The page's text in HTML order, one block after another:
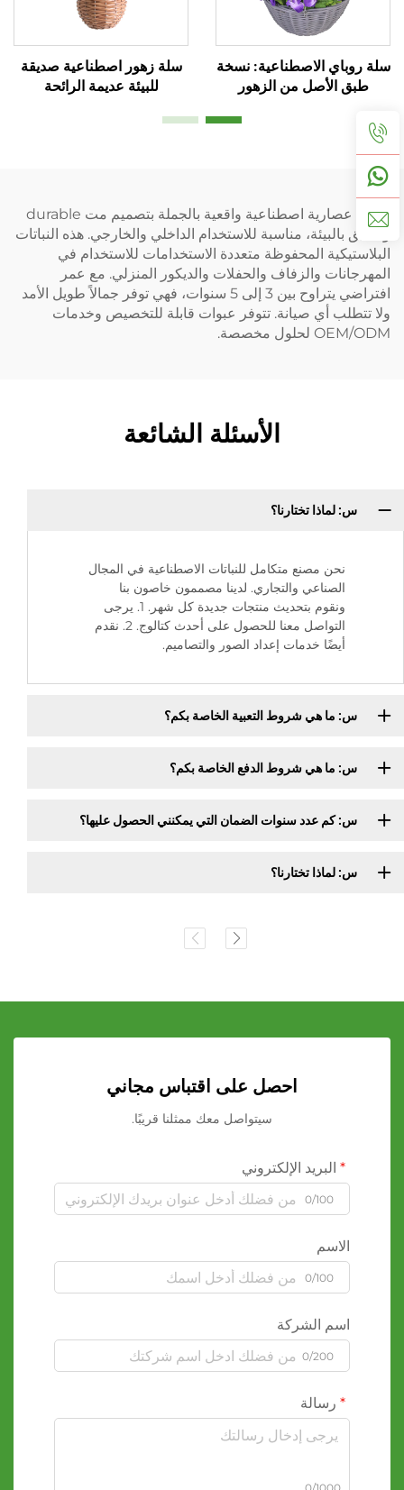
سلة روباي الاصطناعية: نسخة
طبق الأصل من الزهور
سلة زهور اصطناعية صديقة
للبيئة عديمة الرائحة
نباتات عصارية اصطناعية واقعية بالجملة بتصميم مت durable
وصديق بالبيئة، مناسبة للاستخدام الداخلي والخارجي. هذه النباتات
البلاستيكية المحفوظة متعددة الاستخدامات للاستخدام في
المهرجانات والزفاف والحفلات والديكور المنزلي. مع عمر
افتراضي يتراوح بين 3 إلى 5 سنوات، فهي توفر جمالاً طويل الأمد
ولا تتطلب أي صيانة. تتوفر عبوات قابلة للتخصيص وخدمات
OEM/ODM لحلول مخصصة.
الأسئلة الشائعة
س: لماذا تختارنا؟
نحن مصنع متكامل للنباتات الاصطناعية في المجال
الصناعي والتجاري. لدينا مصممون خاصون بنا
ونقوم بتحديث منتجات جديدة كل شهر. 1. يرجى
التواصل معنا للحصول على أحدث كتالوج. 2. نقدم
أيضًا خدمات إعداد الصور والتصاميم.
س: ما هي شروط التعبية الخاصة بكم؟
س: ما هي شروط الدفع الخاصة بكم؟
س: كم عدد سنوات الضمان التي يمكنني الحصول عليها؟
س: لماذا تختارنا؟
احصل على اقتباس مجاني
سيتواصل معك ممثلنا قريبًا.
البريد الإلكتروني
0/100
الاسم
0/100
اسم الشركة
0/200
رسالة